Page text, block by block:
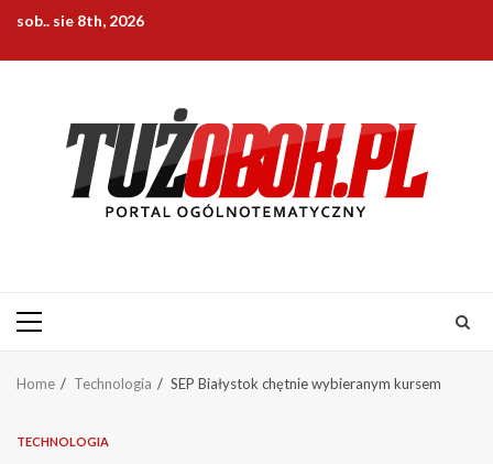
content
sob.. sie 8th, 2026
Primary
Home Technologia SEP Białystok chętnie wybieranym kursem
TECHNOLOGIA